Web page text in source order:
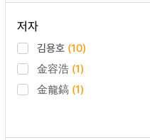
저자
김용호 (10)
金容浩 (1)
金龍鎬 (1)